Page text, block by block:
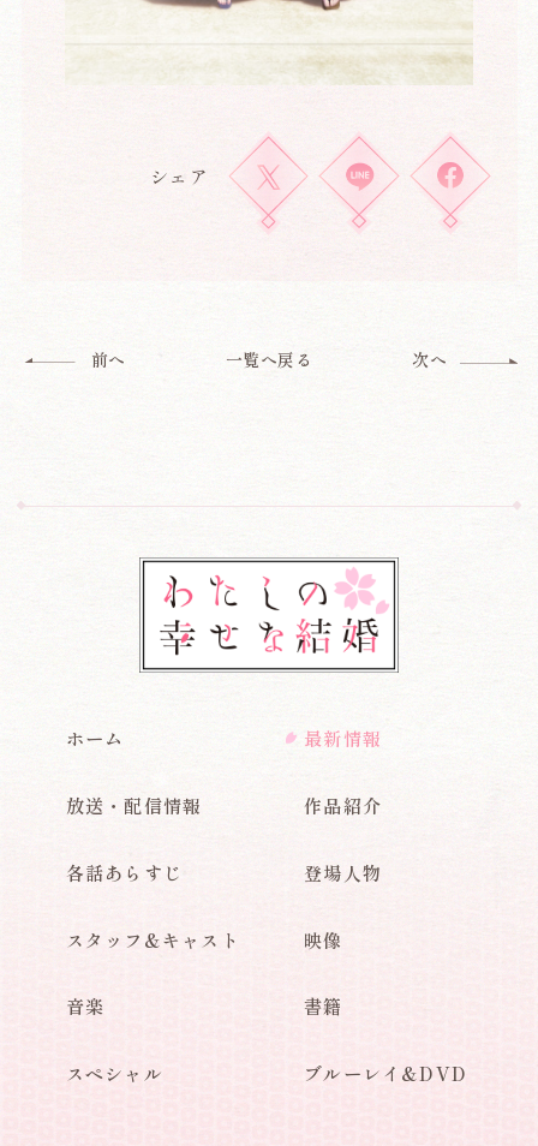
シェア
前へ 一覧へ戻る 次へ
ホーム 最新情報
放送・配信情報 作品紹介
各話あらすじ 登場人物
スタッフ&キャスト 映像
音楽 書籍
スペシャル ブルーレイ&DVD